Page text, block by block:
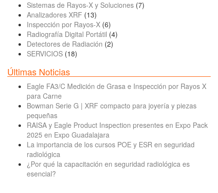
Sistemas de Rayos-X y Soluciones (7)
Analizadores XRF (13)
Inspección por Rayos-X (6)
Radiografía Digital Portátil (4)
Detectores de Radiación (2)
SERVICIOS (18)
Últimas Noticias
Eagle FA3/C Medición de Grasa e Inspección por Rayos X
para Carne
Bowman Serie G | XRF compacto para joyería y piezas
pequeñas
RAISA y Eagle Product Inspection presentes en Expo Pack
2025 en Expo Guadalajara
La importancia de los cursos POE y ESR en seguridad
radiológica
¿Por qué la capacitación en seguridad radiológica es
esencial?